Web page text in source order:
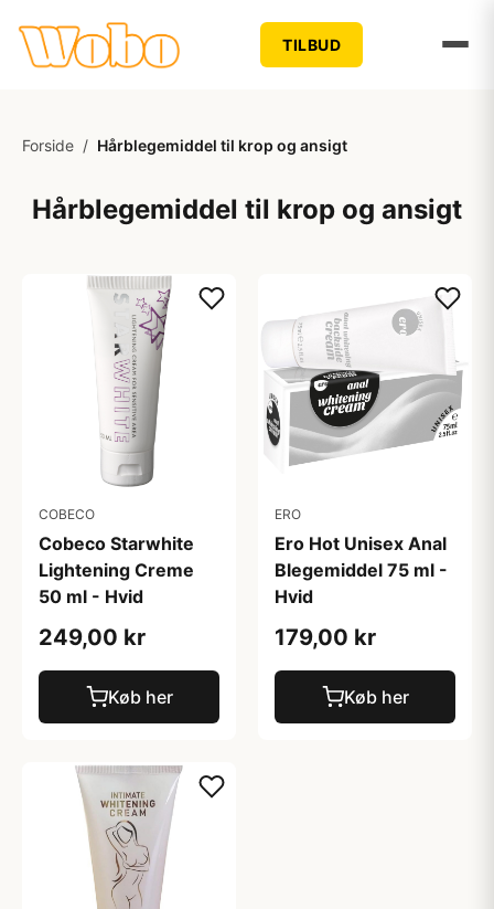
TILBUD
Forside / Hårblegemiddel til krop og ansigt
Hårblegemiddel til krop og ansigt
COBECO
Cobeco Starwhite
Lightening Creme
50 ml - Hvid
249,00 kr
Køb her
ERO
Ero Hot Unisex Anal
Blegemiddel 75 ml -
Hvid
179,00 kr
Køb her